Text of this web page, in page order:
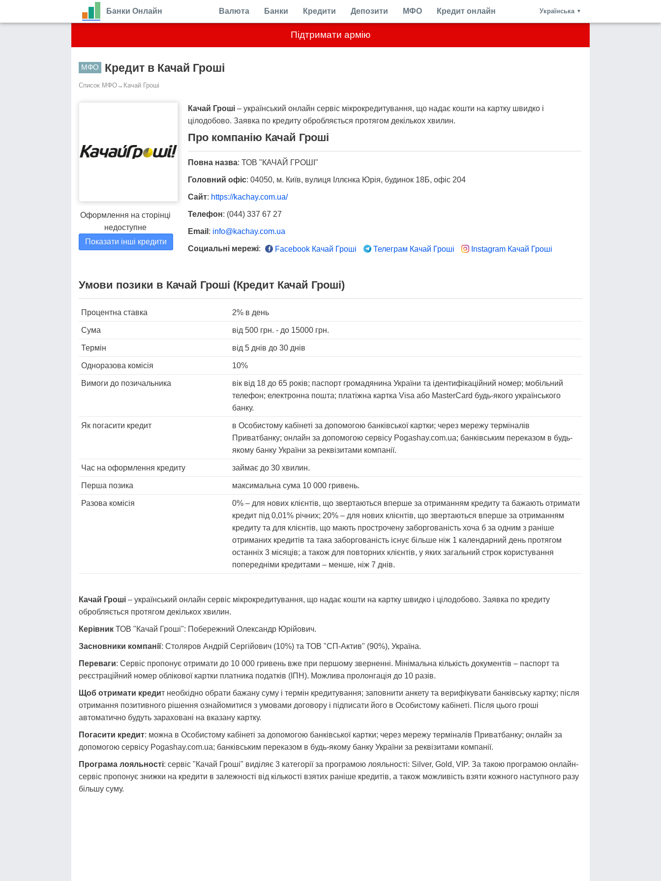
Підтримати армію
Банки Онлайн Валюта Банки Кредити Депозити МФО Кредит онлайн Українська ▼
МФО Кредит в Качай Гроші
Список МФО→ Качай Гроші
Оформлення на сторінці
недоступне
Показати інші кредити
Качай Гроші – український онлайн сервіс мікрокредитування, що надає кошти на картку швидко і
цілодобово. Заявка по кредиту обробляється протягом декількох хвилин.
Про компанію Качай Гроші
Повна назва: ТОВ "КАЧАЙ ГРОШІ"
Головний офіс: 04050, м. Київ, вулиця Іллєнка Юрія, будинок 18Б, офіс 204
Сайт: https://kachay.com.ua/
Телефон: (044) 337 67 27
Email : info@kachay.com.ua
Социальні мережі: Facebook Качай Гроші Телеграм Качай Гроші Instagram Качай Гроші
Умови позики в Качай Гроші (Кредит Качай Гроші)
Процентна ставка 2% в день
Сума від 500 грн. - до 15000 грн.
Термін від 5 днів до 30 днів
Одноразова комісія 10%
Вимоги до позичальника
вік від 18 до 65 років; паспорт громадянина України та ідентифікаційний номер; мобільний
телефон; електронна пошта; платіжна картка Visa або MasterCard будь-якого українського
банку.
Як погасити кредит
в Особистому кабінеті за допомогою банківської картки; через мережу терміналів
Приватбанку; онлайн за допомогою сервісу Pogashay.com.ua; банківським переказом в будь-
якому банку України за реквізитами компанії.
Час на оформлення кредиту займає до 30 хвилин.
Перша позика максимальна сума 10 000 гривень.
Разова комісія
0% – для нових клієнтів, що звертаються вперше за отриманням кредиту та бажають отримати
кредит під 0,01% річних; 20% – для нових клієнтів, що звертаються вперше за отриманням
кредиту та для клієнтів, що мають прострочену заборгованість хоча б за одним з раніше
отриманих кредитів та така заборгованість існує більше ніж 1 календарний день протягом
останніх 3 місяців; а також для повторних клієнтів, у яких загальний строк користування
попередніми кредитами – менше, ніж 7 днів.
Качай Гроші – український онлайн сервіс мікрокредитування, що надає кошти на картку швидко і цілодобово. Заявка по кредиту
обробляється протягом декількох хвилин.
Керівник ТОВ "Качай Гроші": Побережний Олександр Юрійович.
Засновники компанії: Столяров Андрій Сергійович (10%) та ТОВ "СП-Актив" (90%), Україна.
Переваги: Сервіс пропонує отримати до 10 000 гривень вже при першому зверненні. Мінімальна кількість документів – паспорт та
реєстраційний номер облікової картки платника податків (ІПН). Можлива пролонгація до 10 разів.
Щоб отримати кредит необхідно обрати бажану суму і термін кредитування; заповнити анкету та верифікувати банківську картку; після
отримання позитивного рішення ознайомитися з умовами договору і підписати його в Особистому кабінеті. Після цього гроші
автоматично будуть зараховані на вказану картку.
Погасити кредит: можна в Особистому кабінеті за допомогою банківської картки; через мережу терміналів Приватбанку; онлайн за
допомогою сервісу Pogashay.com.ua; банківським переказом в будь-якому банку України за реквізитами компанії.
Програма лояльності: сервіс "Качай Гроші" виділяє 3 категорії за програмою лояльності: Silver, Gold, VIP. За такою програмою онлайн-
сервіс пропонує знижки на кредити в залежності від кількості взятих раніше кредитів, а також можливість взяти кожного наступного разу
більшу суму.